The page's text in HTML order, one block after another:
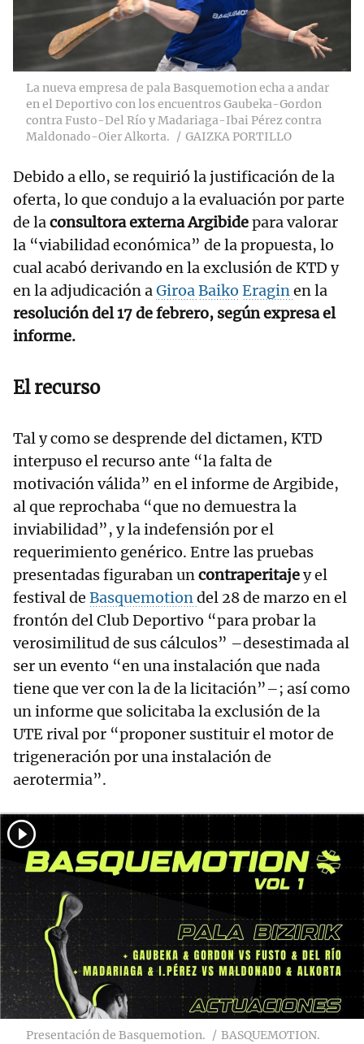
La nueva empresa de pala Basquemotion echa a andar
en el Deportivo con los encuentros Gaubeka-Gordon
contra Fusto-Del Río y Madariaga-Ibai Pérez contra
Maldonado-Oier Alkorta.
GAIZKA PORTILLO
Debido a ello, se requirió la justificación de la
oferta, lo que condujo a la evaluación por parte
de laconsultora externa Argibidepara valorar
la “viabilidad económica” de la propuesta, lo
cual acabó derivando en la exclusión de KTD y
en la adjudicación aGiroaBaiko Eraginen la
resolución del 17 de febrero, según expresa el
informe.
El recurso
Tal y como se desprende del dictamen, KTD
interpuso el recurso ante “la falta de
motivación válida” en el informe de Argibide,
al que reprochaba “que no demuestra la
inviabilidad”, y la indefensión por el
requerimiento genérico. Entre las pruebas
presentadas figuraban uncontraperitajey el
festival de Basquemotiondel 28 de marzo en el
frontón del Club Deportivo “para probar la
verosimilitud de sus cálculos” –desestimada al
ser un evento “en una instalación que nada
tiene que ver con la de la licitación”–; así como
un informe que solicitaba la exclusión de la
UTE rival por “proponer sustituir el motor de
trigeneración por una instalación de
aerotermia”.
Presentación de Basquemotion. BASQUEMOTION.